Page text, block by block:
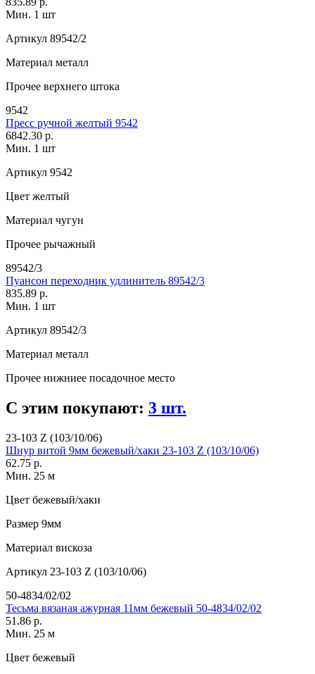
Мин. 1 шт
Артикул 89542/2
Материал металл
Прочее верхнего штока
9542
Пресс ручной желтый 9542
6842.30 р.
Мин. 1 шт
Артикул 9542
Цвет желтый
Материал чугун
Прочее рычажный
89542/3
Пуансон переходник удлинитель 89542/3
835.89 р.
Мин. 1 шт
Артикул 89542/3
Материал металл
Прочее нижниее посадочное место
С этим покупают: 3 шт.
23-103 Z (103/10/06)
Шнур витой 9мм бежевый/хаки 23-103 Z (103/10/06)
62.75 р.
Мин. 25 м
Цвет бежевый/хаки
Размер 9мм
Материал вискоза
Артикул 23-103 Z (103/10/06)
50-4834/02/02
Тесьма вязаная ажурная 11мм бежевый 50-4834/02/02
51.86 р.
Мин. 25 м
Цвет бежевый